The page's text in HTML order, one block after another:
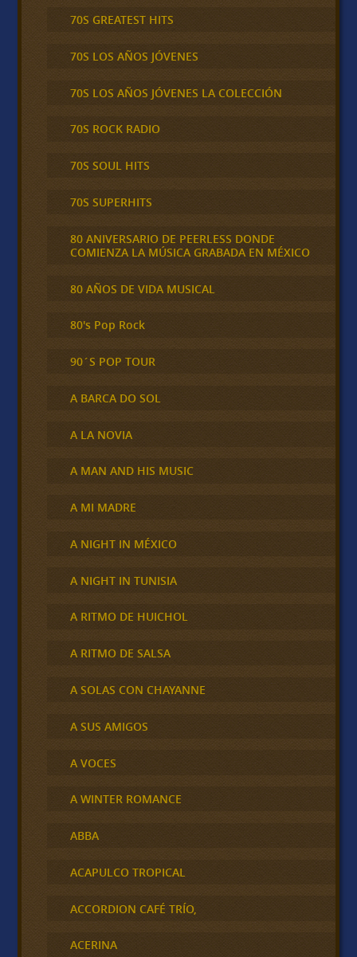
70S GREATEST HITS
70S LOS AÑOS JÓVENES
70S LOS AÑOS JÓVENES LA COLECCIÓN
70S ROCK RADIO
70S SOUL HITS
70S SUPERHITS
80 ANIVERSARIO DE PEERLESS DONDE
COMIENZA LA MÚSICA GRABADA EN MÉXICO
80 AÑOS DE VIDA MUSICAL
80's Pop Rock
90´S POP TOUR
A BARCA DO SOL
A LA NOVIA
A MAN AND HIS MUSIC
A MI MADRE
A NIGHT IN MÉXICO
A NIGHT IN TUNISIA
A RITMO DE HUICHOL
A RITMO DE SALSA
A SOLAS CON CHAYANNE
A SUS AMIGOS
A VOCES
A WINTER ROMANCE
ABBA
ACAPULCO TROPICAL
ACCORDION CAFÉ TRÍO,
ACERINA